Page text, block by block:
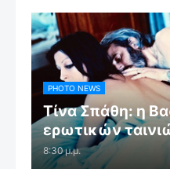
PHOTO NEWS
Τίνα Σπάθη: η
ερωτικών
8:30 μ.μ.